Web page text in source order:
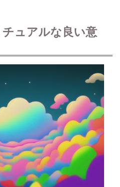
ュアルな良い意